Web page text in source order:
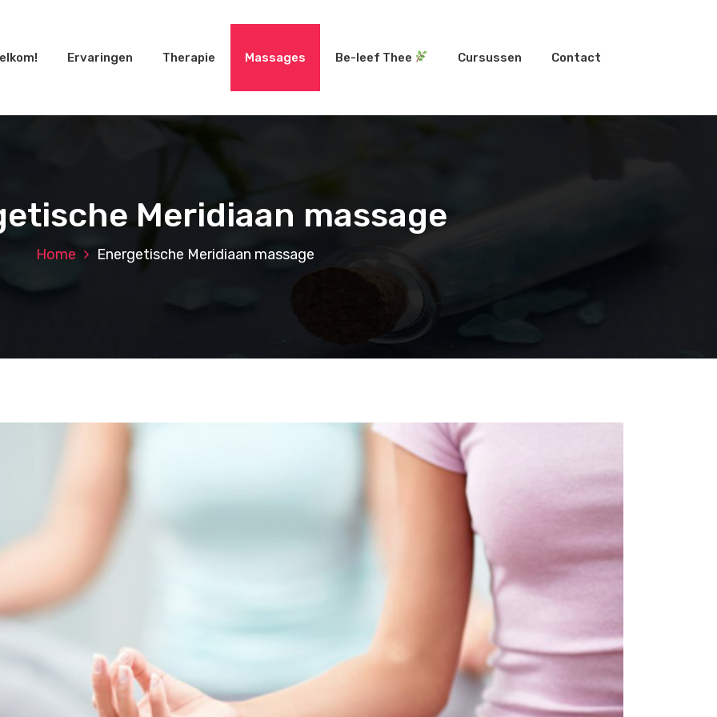
Ervaringen Therapie Massages Be-leef Thee Cursussen Contact
Meridiaan massage
Home Energetische Meridiaan massage